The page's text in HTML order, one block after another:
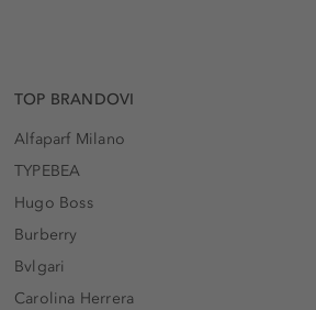
TOP BRANDOVI
Alfaparf Milano
TYPEBEA
Hugo Boss
Burberry
Bvlgari
Carolina Herrera